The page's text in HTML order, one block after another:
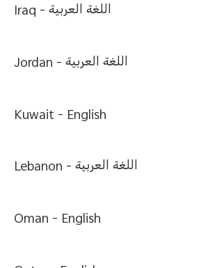
Iraq -اللغة العربية
Jordan -اللغة العربية
Kuwait - English
Lebanon -اللغة العربية
Oman - English